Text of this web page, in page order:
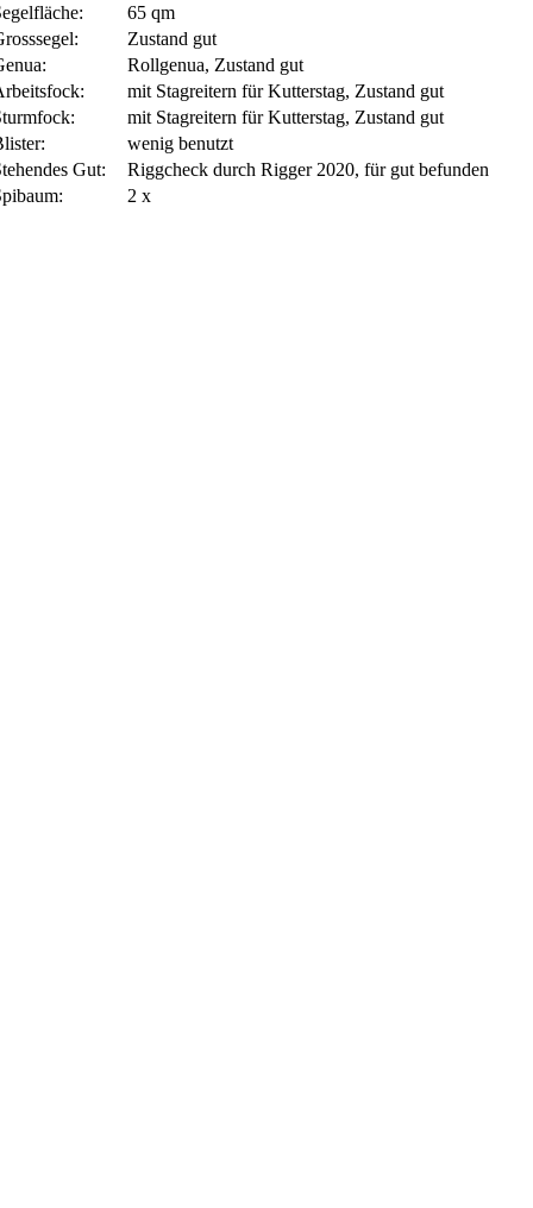
65 qm
Zustand gut
Rollgenua, Zustand gut
mit Stagreitern für Kutterstag, Zustand gut
mit Stagreitern für Kutterstag, Zustand gut
wenig benutzt
Gut:
Riggcheck durch Rigger 2020, für gut befunden
2 x